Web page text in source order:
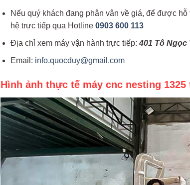
Nếu quý khách đang phân vân về giá, để được
hệ trực tiếp qua Hotline0903 600 113
Địa chỉ xem máy vận hành trực tiếp:401 Tô Ngọc
Email: info.quocduy@gmail.com
Hình ảnh thực tế máy cnc nesting